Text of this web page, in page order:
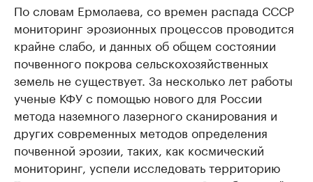
По словам Ермолаева, со времен распада СССР
мониторинг эрозионных процессов проводится
крайне слабо, и данных об общем состоянии
почвенного покрова сельскохозяйственных
земель не существует. За несколько лет работы
ученые КФУ с помощью нового для России
метода наземного лазерного сканирования и
других современных методов определения
почвенной эрозии, таких, как космический
мониторинг, успели исследовать территорию